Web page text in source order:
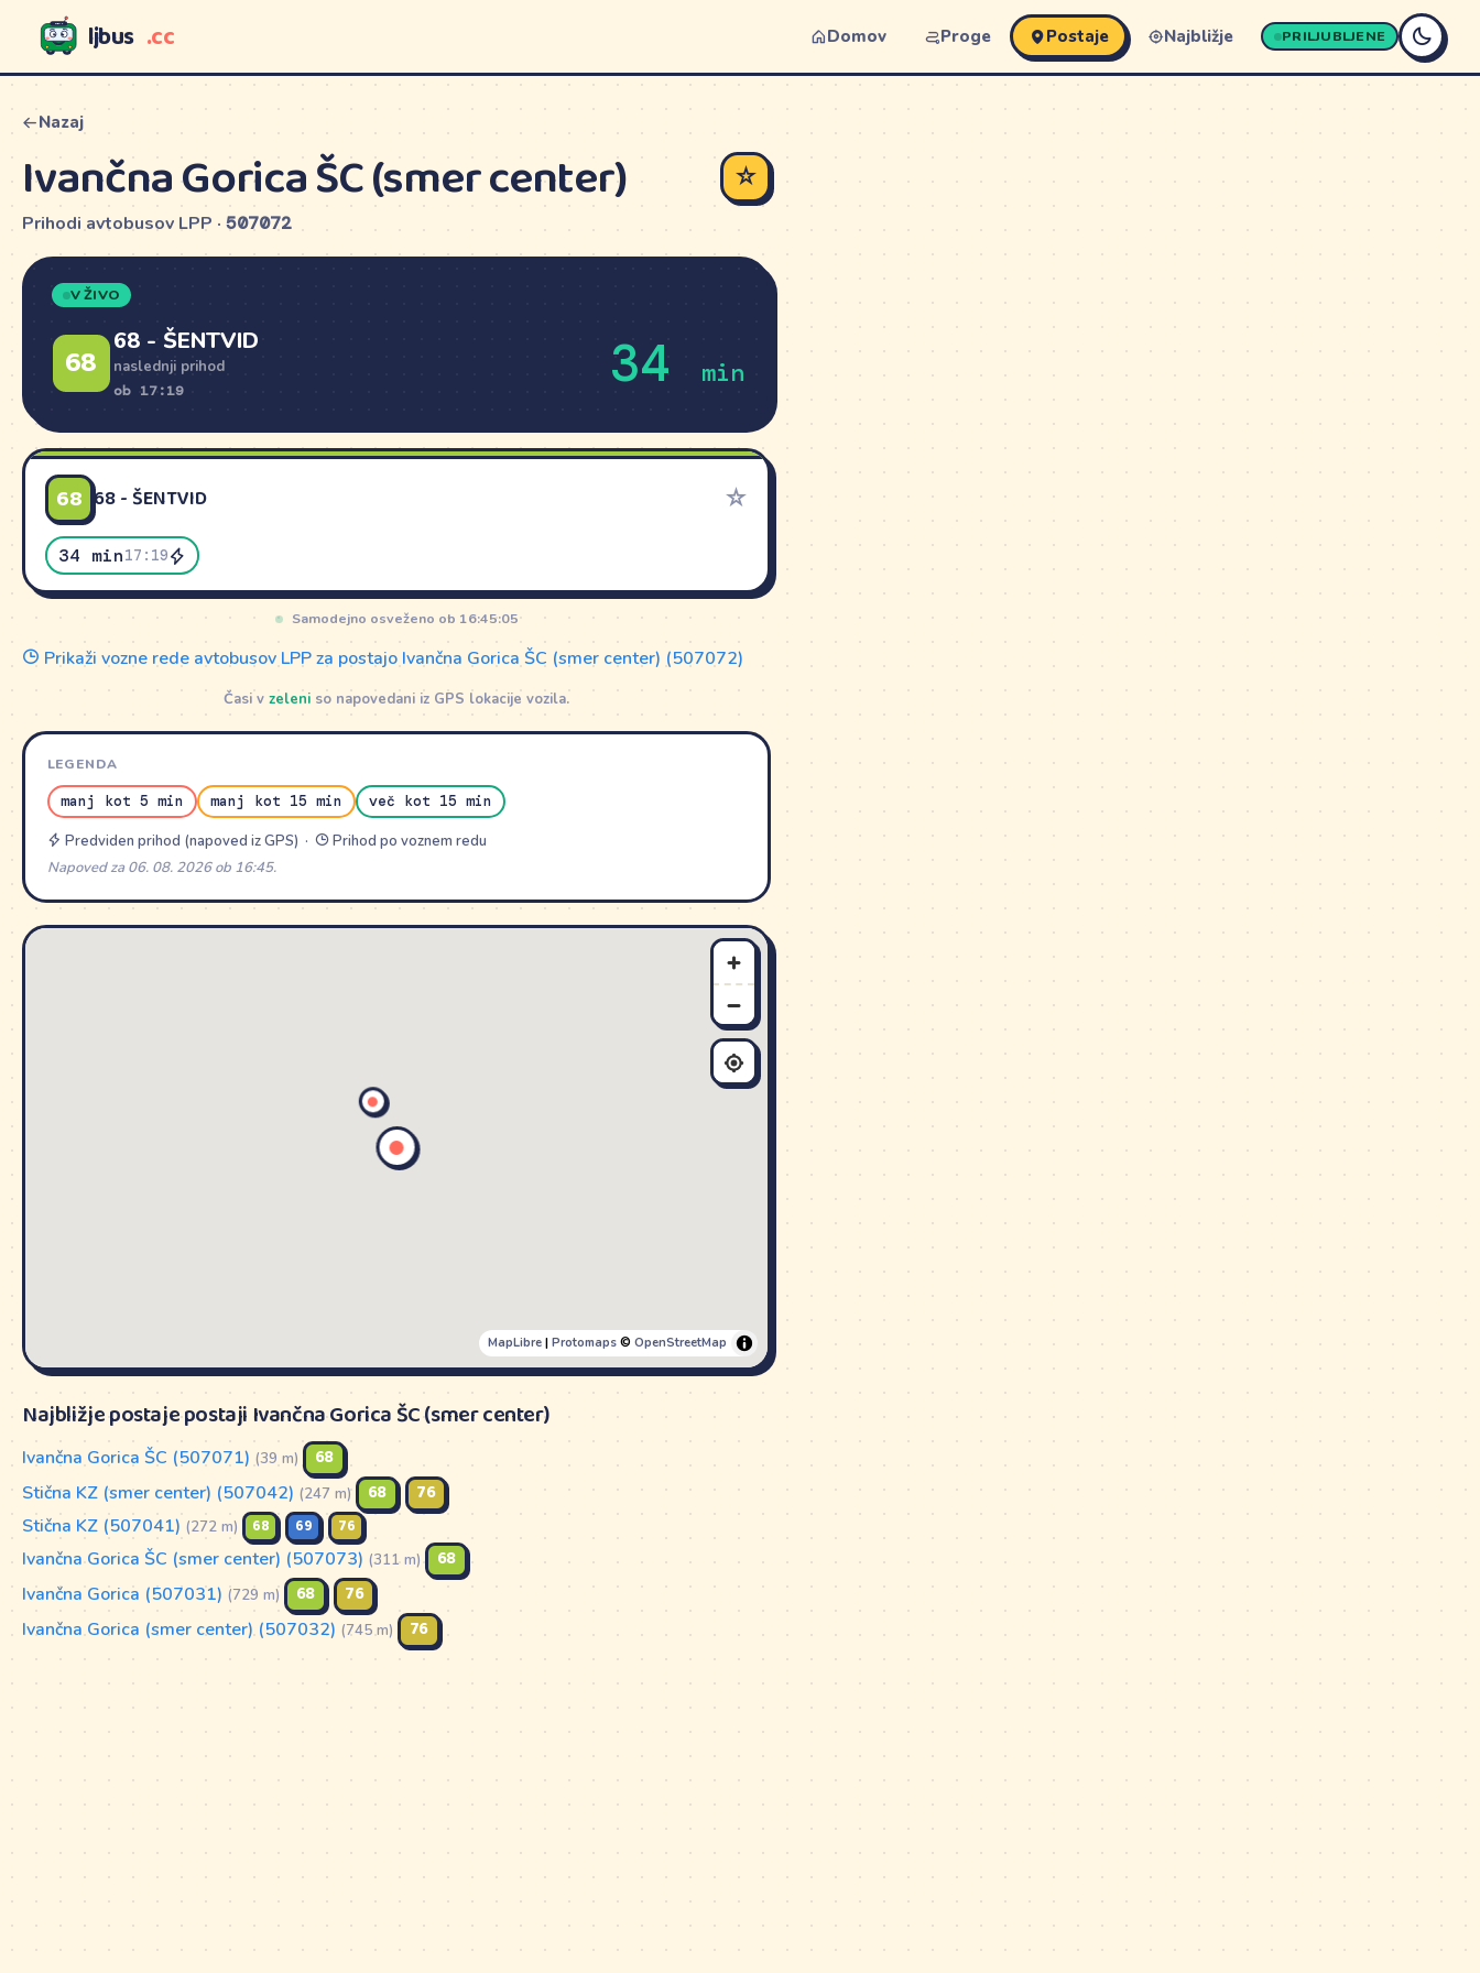
LJBUS ljbus .cc Domov Proge Postaje Najbližje PRILJUBLJENE
Nazaj
Ivančna Gorica ŠC (smer center)
Prihodi avtobusov LPP · 507072
☆
V ŽIVO
68 68 - ŠENTVID
naslednji prihod
ob 17:19 34 min
68 68 - ŠENTVID ☆
34 min17:19
Samodejno osveženo ob 16:45:05
Prikaži vozne rede avtobusov LPP za postajo Ivančna Gorica ŠC (smer center) (507072)
Časi v zeleni so napovedani iz GPS lokacije vozila.
LEGENDA
manj kot 5 min manj kot 15 min več kot 15 min
Predviden prihod (napoved iz GPS) ·
Prihod po voznem redu
Napoved za 06. 08. 2026 ob 16:45.
MapLibre| Protomaps© OpenStreetMap
Najbližje postaje postaji Ivančna Gorica ŠC (smer center)
Ivančna Gorica ŠC (507071) (39 m) 68
Stična KZ (smer center) (507042) (247 m) 68 76
Stična KZ (507041) (272 m) 68 69 76
Ivančna Gorica ŠC (smer center) (507073) (311 m) 68
Ivančna Gorica (507031) (729 m) 68 76
Ivančna Gorica (smer center) (507032) (745 m) 76